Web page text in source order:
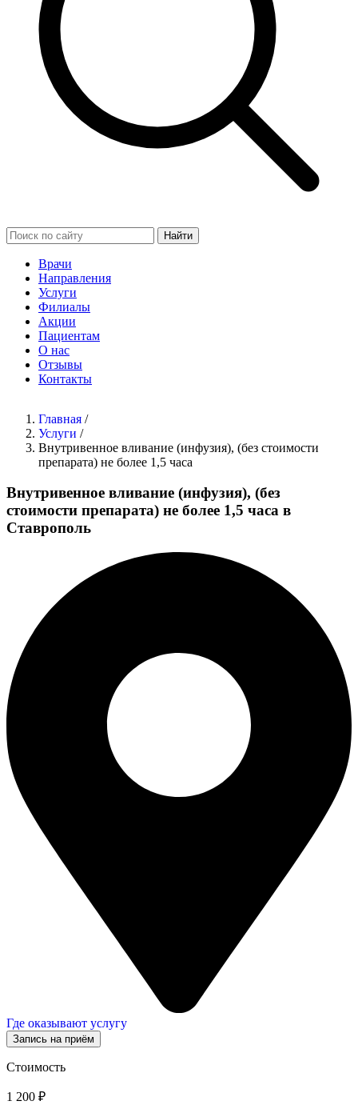
Найти
Врачи
Направления
Услуги
Филиалы
Акции
Пациентам
О нас
Отзывы
Контакты
Главная /
Услуги /
Внутривенное вливание (инфузия), (без стоимости
препарата) не более 1,5 часа
Внутривенное вливание (инфузия), (без
стоимости препарата) не более 1,5 часа в
Ставрополь
Где оказывают услугу
Запись на приём
Стоимость
1 200 ₽